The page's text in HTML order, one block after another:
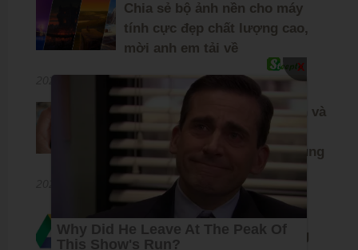
Chia sẻ bộ ảnh nền cho máy
tính cực đẹp chất lượng cao,
mời anh em tải về
2020-12-13 17:00:00
Chia sẻ bộ ảnh nền mặc định và
Live Wallpaper trên Google
Pixel 5, mời anh em tải về dùng
2020-10-17 12:00:00
Hướng dẫn đăng ký nhận
Google Drive miễn phí không
X